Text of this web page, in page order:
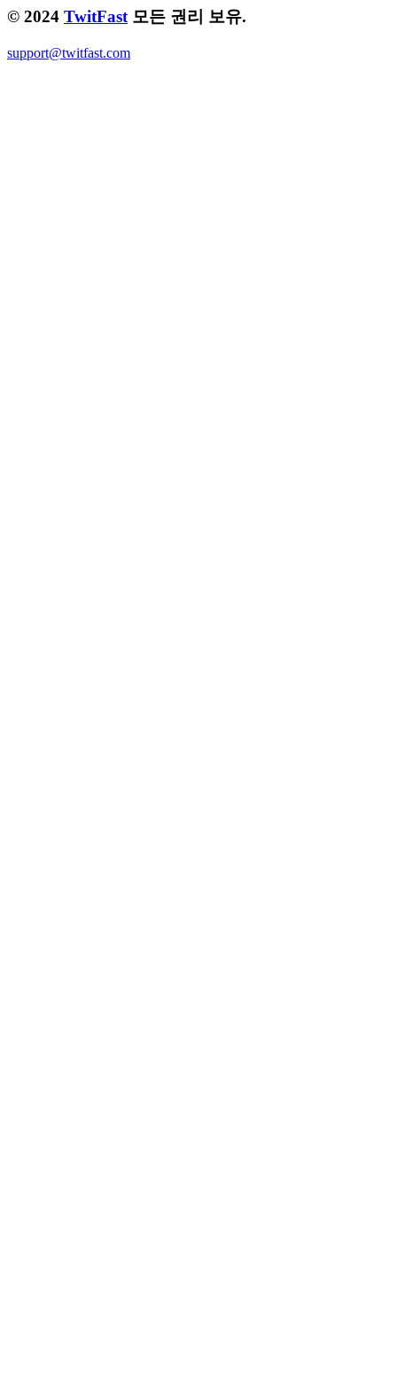
© 2024 TwitFast 모든 권리 보유.
support@twitfast.com